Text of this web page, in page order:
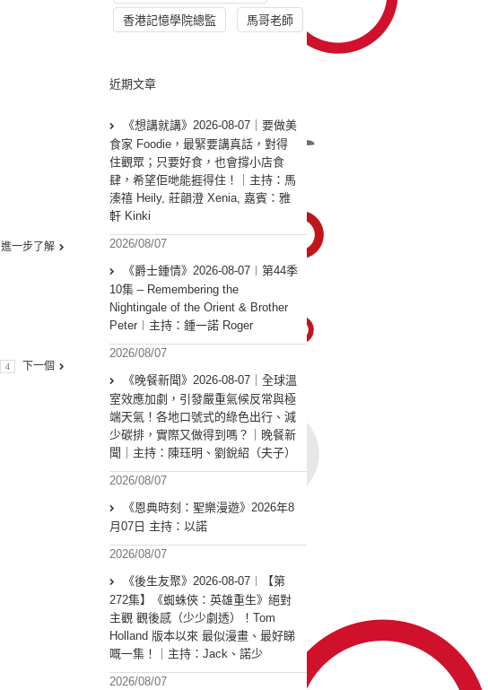
進一步了解
4 下一個
香港記憶學院總監 馬哥老師
近期文章
《想講就講》2026-08-07｜要做美
食家 Foodie，最緊要講真話，對得
住觀眾；只要好食，也會撐小店食
肆，希望佢哋能捱得住！｜主持：馬
溱禧 Heily, 莊韻澄 Xenia, 嘉賓：雅
軒 Kinki
2026/08/07
《爵士鍾情》2026-08-07︱第44季
10集 – Remembering the
Nightingale of the Orient & Brother
Peter︱主持：鍾一諾 Roger
2026/08/07
《晚餐新聞》2026-08-07｜全球溫
室效應加劇，引發嚴重氣候反常與極
端天氣！各地口號式的綠色出行、減
少碳排，實際又做得到嗎？｜晚餐新
聞｜主持：陳珏明、劉銳紹（夫子）
2026/08/07
《恩典時刻：聖樂漫遊》2026年8
月07日 主持：以諾
2026/08/07
《後生友聚》2026-08-07︱【第
272集】《蜘蛛俠：英雄重生》絕對
主觀 觀後感（少少劇透）！Tom
Holland 版本以來 最似漫畫、最好睇
嘅一集！｜主持：Jack、諾少
2026/08/07